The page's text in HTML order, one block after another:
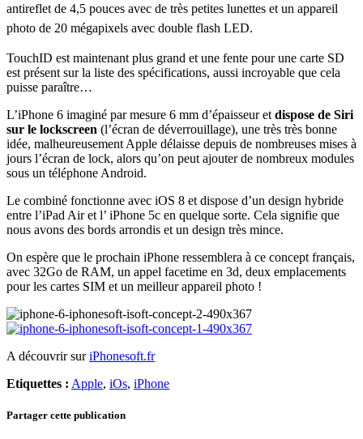
antireflet de 4,5 pouces avec de très petites lunettes et un appareil
photo de 20 mégapixels avec double flash LED.
TouchID est maintenant plus grand et une fente pour une carte SD
est présent sur la liste des spécifications, aussi incroyable que cela
puisse paraître…
L’iPhone 6 imaginé par mesure 6 mm d’épaisseur et dispose de Siri
sur le lockscreen (l’écran de déverrouillage), une très très bonne
idée, malheureusement Apple délaisse depuis de nombreuses mises à
jours l’écran de lock, alors qu’on peut ajouter de nombreux modules
sous un téléphone Android.
Le combiné fonctionne avec iOS 8 et dispose d’un design hybride
entre l’iPad Air et l’ iPhone 5c en quelque sorte. Cela signifie que
nous avons des bords arrondis et un design très mince.
On espère que le prochain iPhone ressemblera à ce concept français,
avec 32Go de RAM, un appel facetime en 3d, deux emplacements
pour les cartes SIM et un meilleur appareil photo !
A découvrir suriPhonesoft.fr
Etiquettes : Apple, iOs, iPhone
Partager cette publication